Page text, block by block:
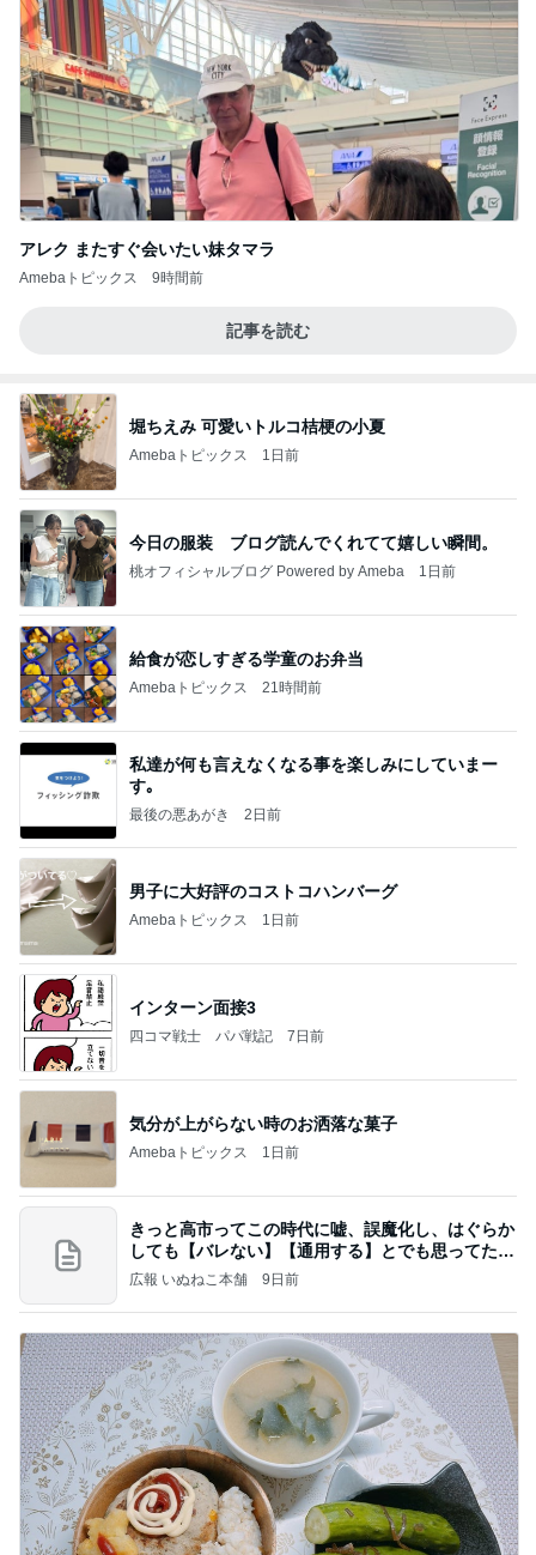
アレク またすぐ会いたい妹タマラ
Amebaトピックス 9時間前
記事を読む
堀ちえみ 可愛いトルコ桔梗の小夏
Amebaトピックス 1日前
今日の服装 ブログ読んでくれてて嬉しい瞬間。
桃オフィシャルブログ Powered by Ameba 1日前
給食が恋しすぎる学童のお弁当
Amebaトピックス 21時間前
私達が何も言えなくなる事を楽しみにしていまー
す｡
最後の悪あがき 2日前
男子に大好評のコストコハンバーグ
Amebaトピックス 1日前
インターン面接3
四コマ戦士 パパ戦記 7日前
気分が上がらない時のお洒落な菓子
Amebaトピックス 1日前
きっと高市ってこの時代に嘘、誤魔化し、はぐらか
しても【バレない】【通用する】とでも思ってたん
だろ
広報 いぬねこ本舗 9日前